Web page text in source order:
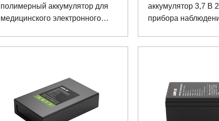
полимерный аккумулятор для
медицинского электронного
аккумулятор 3,7 В
прибора